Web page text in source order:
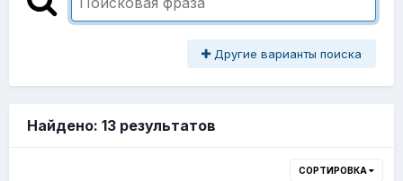
Другие варианты поиска
Найдено: 13 результатов
СОРТИРОВКА